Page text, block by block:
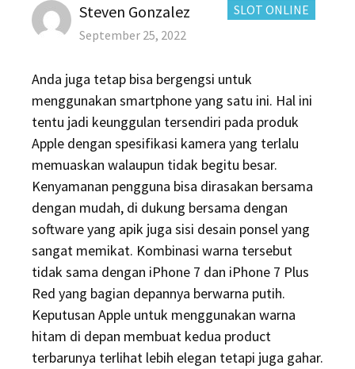
CATEGORIES:
SLOT ONLINE
Author
Steven Gonzalez
Posted
September 25, 2022
Anda juga tetap bisa bergengsi untuk
menggunakan smartphone yang satu ini. Hal ini
tentu jadi keunggulan tersendiri pada produk
Apple dengan spesifikasi kamera yang terlalu
memuaskan walaupun tidak begitu besar.
Kenyamanan pengguna bisa dirasakan bersama
dengan mudah, di dukung bersama dengan
software yang apik juga sisi desain ponsel yang
sangat memikat. Kombinasi warna tersebut
tidak sama dengan iPhone 7 dan iPhone 7 Plus
Red yang bagian depannya berwarna putih.
Keputusan Apple untuk menggunakan warna
hitam di depan membuat kedua product
terbarunya terlihat lebih elegan tetapi juga gahar.